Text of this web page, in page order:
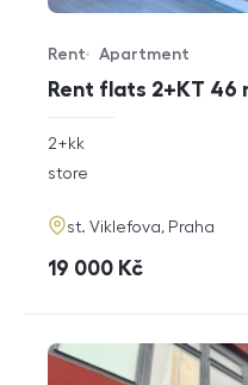
Rent flats 2+KT 46
Offer type
Rent
Property type
Apartment
rozměry
2+kk
funkce
store
adresa
st. Viklefova, Praha
cena
19 000 Kč